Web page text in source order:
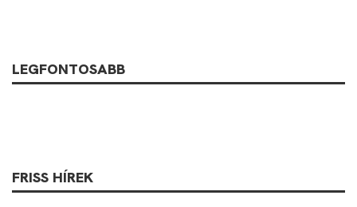
LEGFONTOSABB
FRISS HÍREK